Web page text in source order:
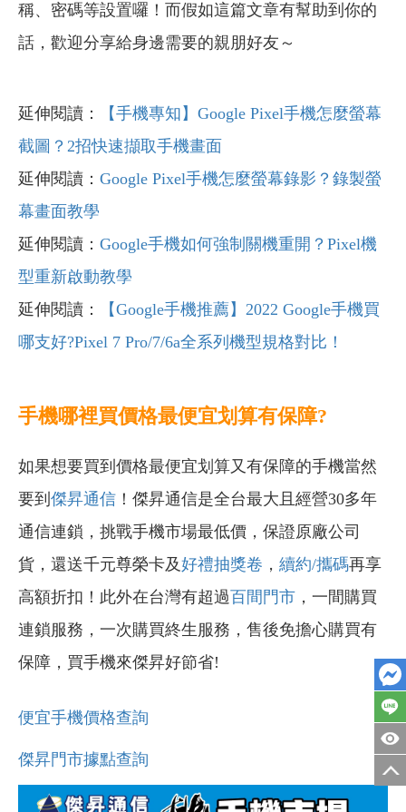
稱、密碼等設置囉！而假如這篇文章有幫助到你的
話，歡迎分享給身邊需要的親朋好友～
延伸閱讀：
【手機專知】Google Pixel手機怎麼螢幕
截圖？2招快速擷取手機畫面
延伸閱讀： Google Pixel手機怎麼螢幕錄影？錄製螢
幕畫面教學
延伸閱讀： Google手機如何強制關機重開？Pixel機
型重新啟動教學
延伸閱讀：
【Google手機推薦】2022 Google手機買
哪支好?Pixel 7 Pro/7/6a全系列機型規格對比！
手機哪裡買價格最便宜划算有保障?
如果想要買到價格最便宜划算又有保障的手機當然
要到 傑昇通信 ！傑昇通信是全台最大且經營30多年
通信連鎖，挑戰手機市場最低價，保證原廠公司
貨，還送千元尊榮卡及好禮抽獎卷 ， 續約/攜碼再享
高額折扣！此外在台灣有超過百間門市 ，一間購買
連鎖服務，一次購買終生服務，售後免擔心購買有
保障，買手機來傑昇好節省!
便宜手機價格查詢
傑昇門市據點查詢